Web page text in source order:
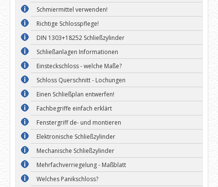
Schmiermittel verwenden!
Richtige Schlosspflege!
DIN 1303+18252 Schließzylinder
Schließanlagen Informationen
Einsteckschloss - welche Maße?
Schloss Querschnitt - Lochungen
Einen Schließplan entwerfen!
Fachbegriffe einfach erklärt
Fenstergriff de- und montieren
Elektronische Schließzylinder
Mechanische Schließzylinder
Mehrfachverriegelung - Maßblatt
Welches Panikschloss?